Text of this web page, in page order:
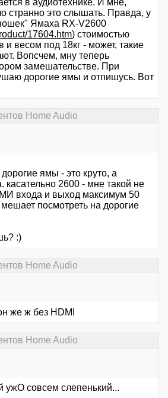
странно это слышать. Правда, у
Ямаха RX-V2600
17604.htm) стоимостью
и весом под 18кг - может, такие
Вопсчем, мну теперь
замешательстве. При
дорогие ямы и отпишусь. Вот
Home Audio
ямы - это круто, а
2600 - мне такой не
входа и выход максимум 50
мешает посмотреть на дорогие
:)
Home Audio
же ж без HDMI
Home Audio
ужО совсем слепенький...